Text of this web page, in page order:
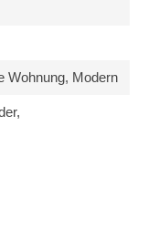
Wohnung, Modern